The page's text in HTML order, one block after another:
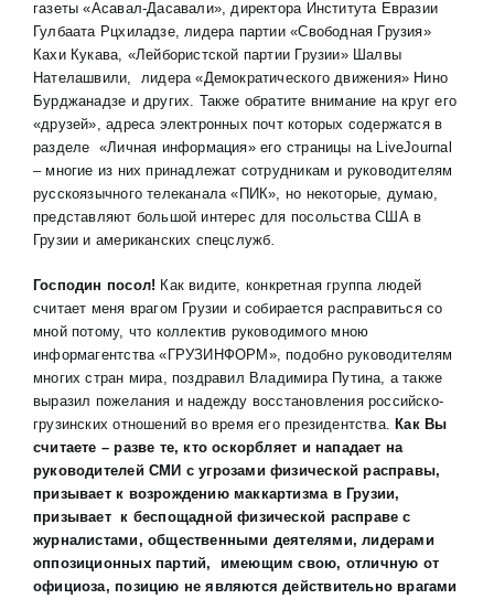
газеты «Асавал-Дасавали», директора Института Евразии
Гулбаата Рцхиладзе, лидера партии «Свободная Грузия»
Кахи Кукава, «Лейбористской партии Грузии» Шалвы
Нателашвили, лидера «Демократического движения» Нино
Бурджанадзе и других. Также обратите внимание на круг его
«друзей», адреса электронных почт которых содержатся в
разделе «Личная информация» его страницы на LiveJournal
– многие из них принадлежат сотрудникам и руководителям
русскоязычного телеканала «ПИК», но некоторые, думаю,
представляют большой интерес для посольства США в
Грузии и американских спецслужб
Господин посол! Как видите, конкретная группа людей
считает меня врагом Грузии и собирается расправиться со
мной потому, что коллектив руководимого мною
информагентства «ГРУЗИНФОРМ», подобно руководителям
многих стран мира, поздравил Владимира Путина, а также
выразил пожелания и надежду восстановления российско-
грузинских отношений во время его президентства.
Как Вы
считаете – разве те, кто оскорбляет и нападает на
руководителей СМИ с угрозами физической расправы,
призывает к возрождению маккартизма в Грузии,
призывает к беспощадной физической расправе с
журналистами, общественными деятелями, лидерами
оппозиционных партий, имеющим свою, отличную от
официоза, позицию не являются действительно врагами